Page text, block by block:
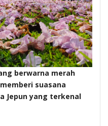
berwarna merah
suasana
Jepun yang terkenal